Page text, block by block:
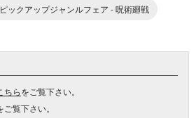
ックアップジャンルフェア - 呪術廻戦
ちらをご覧下さい。
ご覧下さい。